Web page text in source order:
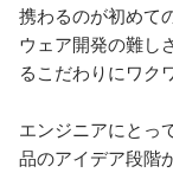
携わるのが初めて
ウェア開発の難し
るこだわりにワク
エンジニアにとっ
品のアイデア段階